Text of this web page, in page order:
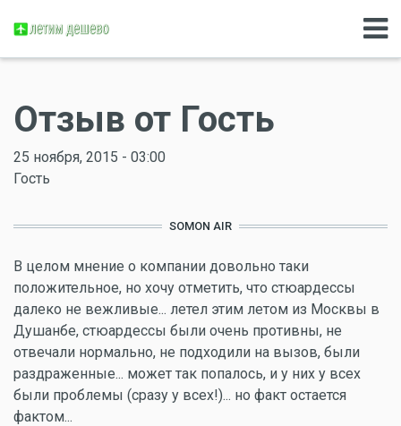
Отзыв от Гость
25 ноября, 2015 - 03:00
Гость
SOMON AIR
В целом мнение о компании довольно таки
положительное, но хочу отметить, что стюардессы
далеко не вежливые... летел этим летом из Москвы в
Душанбе, стюардессы были очень противны, не
отвечали нормально, не подходили на вызов, были
раздраженные... может так попалось, и у них у всех
были проблемы (сразу у всех!)... но факт остается
фактом...